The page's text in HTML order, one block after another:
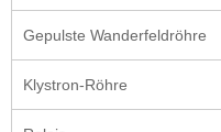
Gepulste Wanderfeldröhre
Klystron-Röhre